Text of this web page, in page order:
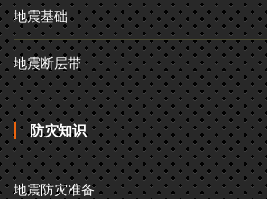
地震基础
地震断层带
防灾知识
地震防灾准备